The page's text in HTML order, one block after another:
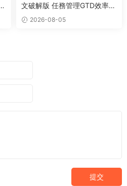
文破解版 任務管理GTD效率工
具 2026-08-05
提交